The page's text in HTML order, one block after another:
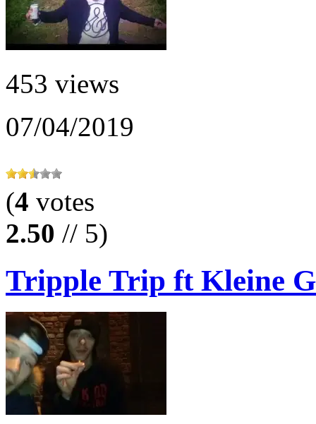
453 views
07/04/2019
(4 votes
2.50 // 5)
Tripple Trip ft Kleine